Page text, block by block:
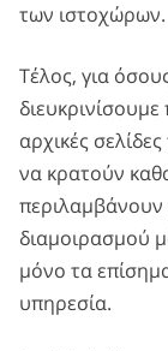
των ιστοχώρων.
Τέλος, για
αρχικές
να κρατούν
περιλαμβάνουν
διαμοιρασμού
μόνο τα
υπηρεσία.